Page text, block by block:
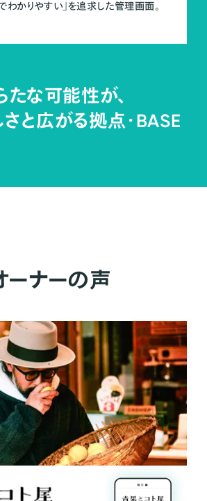
でわかりやすい」を追求した管理画面。
たな可能性が、
と広がる拠点・BASE
ーナーの声